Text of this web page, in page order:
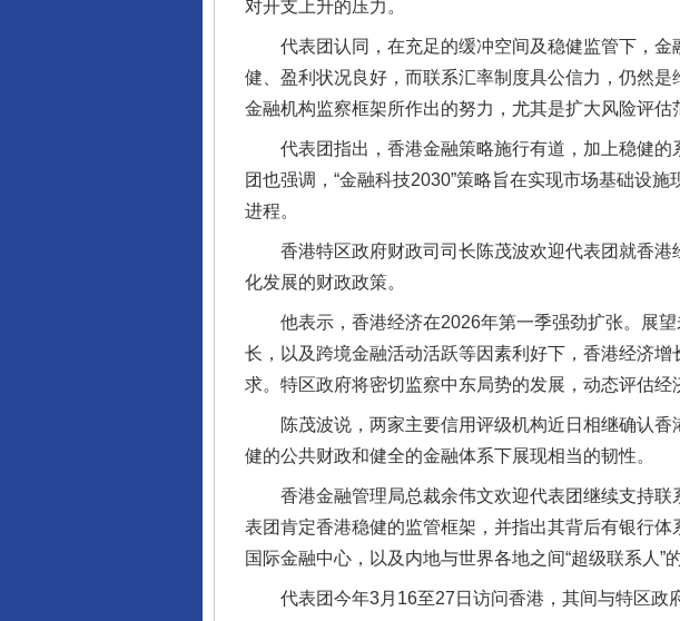
对开支上升的压力。
代表团认同，在充足的缓冲空间及稳健监管下，金
健、盈利状况良好，而联系汇率制度具公信力，仍然
金融机构监察框架所作出的努力，尤其是扩大风险评
代表团指出，香港金融策略施行有道，加上稳健的
团也强调，“金融科技2030”策略旨在实现市场基础设
进程。
香港特区政府财政司司长陈茂波欢迎代表团就香港
化发展的财政政策。
他表示，香港经济在2026年第一季强劲扩张。展望
长，以及跨境金融活动活跃等因素利好下，香港经济
求。特区政府将密切监察中东局势的发展，动态评估经
陈茂波说，两家主要信用评级机构近日相继确认香
健的公共财政和健全的金融体系下展现相当的韧性。
香港金融管理局总裁余伟文欢迎代表团继续支持联
表团肯定香港稳健的监管框架，并指出其背后有银行
国际金融中心，以及内地与世界各地之间“超级联系人”
代表团今年3月16至27日访问香港，其间与特区政
东山县通报“牛蛙产品抗生素超标问题”